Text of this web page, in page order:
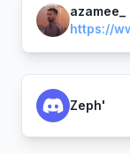
azamee_
https://
Zeph'